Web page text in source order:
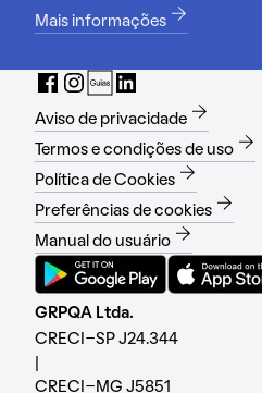
Mais informações
Aviso de privacidade
Termos e condições de uso
Política de Cookies
Preferências de cookies
Manual do usuário
GRPQA Ltda.
CRECI-SP J24.344
CRECI-MG J5851